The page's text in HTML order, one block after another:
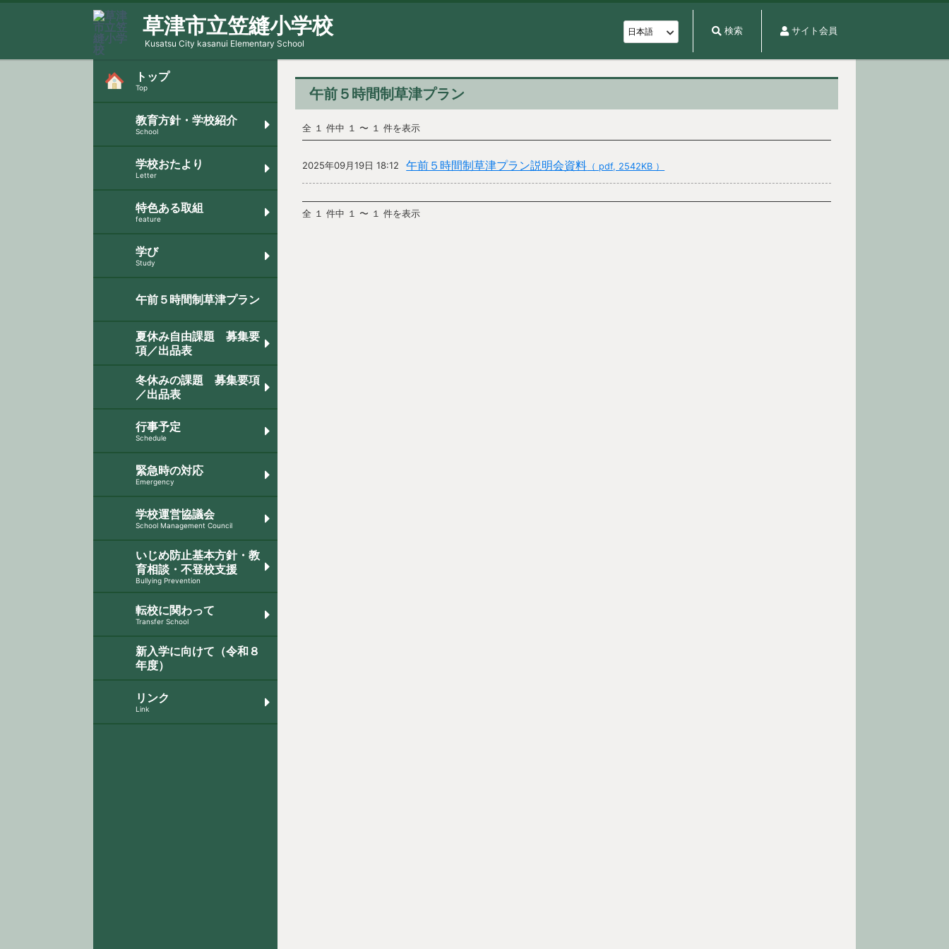
草津市立笠縫小学校
Kusatsu City kasanui Elementary School
検索 サイト会員
トップ
Top
教育方針・学校紹介
School
学校おたより
Letter
特色ある取組
feature
学び
Study
午前５時間制草津プラン
夏休み自由課題 募集要
項／出品表
冬休みの課題 募集要項
／出品表
行事予定
Schedule
緊急時の対応
Emergency
学校運営協議会
School Management Council
いじめ防止基本方針・教
育相談・不登校支援
Bullying Prevention
転校に関わって
Transfer School
新入学に向けて（令和８
年度）
リンク
Link
午前５時間制草津プラン
全 １ 件中 １ 〜 １ 件を表示
2025年09月19日 18:12 午前５時間制草津プラン説明会資料 （ pdf, 2542KB ）
全 １ 件中 １ 〜 １ 件を表示